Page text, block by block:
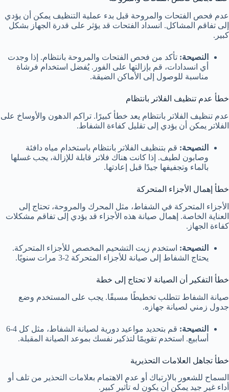
عدم فحص الفتحات والمروحة قبل بدء عملية التنظيف يمكن أن يؤدي
إلى تفاقم المشاكل. انسداد الفتحات قد يؤثر على قدرة الجهاز بشكل
كبير.
النصيحة: تأكد من فحص الفتحات والمروحة بانتظام. إذا وجدت
أي انسدادات، قم بإزالتها على الفور. يُفضل استخدام فرشاة
مناسبة للوصول إلى الأماكن الضيقة.
خطأ عدم تنظيف الفلاتر بانتظام
عدم تنظيف الفلاتر بانتظام يعد خطأ كبيرًا. تراكم الدهون والأوساخ على
الفلاتر يمكن أن يؤدي إلى تقليل كفاءة الشفاط.
النصيحة: قم بتنظيف الفلاتر بانتظام باستخدام مياه دافئة
وصابون لطيف. إذا كانت هناك فلاتر قابلة للإزالة، يجب غسلها
بالماء وتجفيفها جيدًا قبل إعادتها.
خطأ إهمال الأجزاء المتحركة
الأجزاء المتحركة في الشفاط، مثل المحرك والمروحة، تحتاج إلى
العناية الخاصة. إهمال صيانة هذه الأجزاء قد يؤدي إلى تفاقم مشكلات
كفاءة الجهاز.
النصيحة: استخدم زيت التشحيم المخصص للأجزاء المتحركة.
يحتاج الشفاط إلى صيانة للأجزاء المتحركة 2-3 مرات سنويًا.
خطأ التفكير أن الصيانة لا تحتاج إلى خطة
صيانة الشفاط تتطلب تخطيطًا مسبقًا. يجب على المستخدم وضع
جدول زمني لصيانة جهازه.
النصيحة:
قم بتحديد مواعيد دورية لصيانة الشفاط، مثل كل 4-6
أسابيع. استخدم تقويمًا لتذكير نفسك بموعد الصيانة المقبلة.
خطأ تجاهل العلامات التحذيرية
السماح للشعور بالارتباك أو عدم الاهتمام بعلامات التحذير من تلف أو
أداء غير جيد يمكن أن يكون له تأثير كبير.